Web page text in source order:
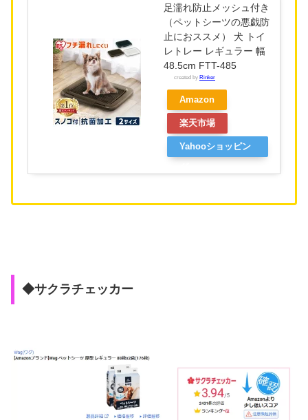
足濡れ防止メッシュ付き
（ペットシーツの悪戯防
止におススメ） 犬 トイ
レトレー レギュラー 幅
48.5cm FTT-485
created by Rinker
Amazon
楽天市場
Yahooショッピン
◆サクラチェッカー